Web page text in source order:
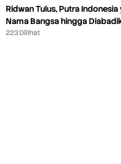
Ridwan Tulus, Putra
Nama Bangsa hingga
223 Dilihat